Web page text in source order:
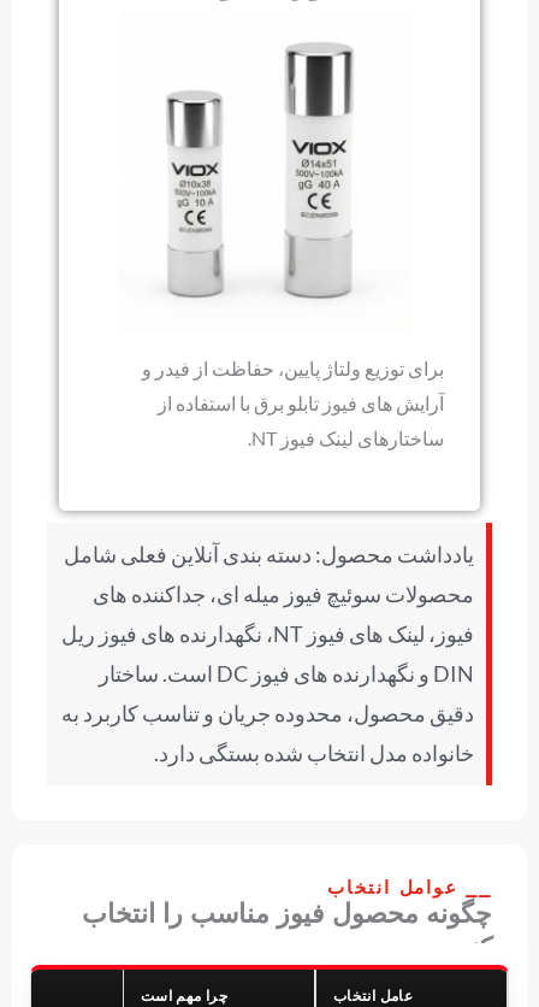
برای توزیع ولتاژ پایین، حفاظت از فیدر و
آرایش های فیوز تابلو برق با استفاده از
ساختارهای لینک فیوز NT.
یادداشت محصول: دسته بندی آنلاین فعلی شامل
محصولات سوئیچ فیوز میله ای، جداکننده های
فیوز، لینک های فیوز NT، نگهدارنده های فیوز ریل
DIN و نگهدارنده های فیوز DC است. ساختار
دقیق محصول، محدوده جریان و تناسب کاربرد به
خانواده مدل انتخاب شده بستگی دارد.
⎯⎯ عوامل انتخاب
چگونه محصول فیوز مناسب را انتخاب
کنیم
عامل انتخاب چرا مهم است